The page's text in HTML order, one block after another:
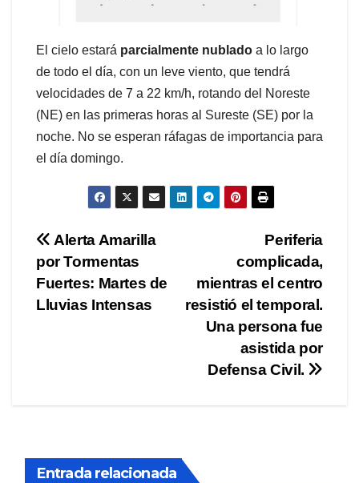
El cielo estará parcialmente nublado a lo largo
de todo el día, con un leve viento, que tendrá
velocidades de 7 a 22 km/h, rotando del Noreste
(NE) en las primeras horas al Sureste (SE) por la
noche. No se esperan ráfagas de importancia para
el día domingo.
Navegación
de
entradas
Periferia
complicada,
mientras el centro
resistió el temporal.
Una persona fue
asistida por
Defensa Civil.
Alerta Amarilla
por Tormentas
Fuertes: Martes de
Lluvias Intensas
Entrada relacionada